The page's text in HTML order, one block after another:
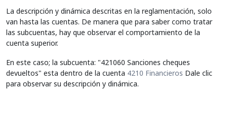
La descripción y dinámica descritas en la reglamentación, solo
van hasta las cuentas. De manera que para saber como tratar
las subcuentas, hay que observar el comportamiento de la
cuenta superior.
En este caso; la subcuenta: "421060 Sanciones cheques
devueltos" esta dentro de la cuenta 4210 Financieros Dale clic
para observar su descripción y dinámica.